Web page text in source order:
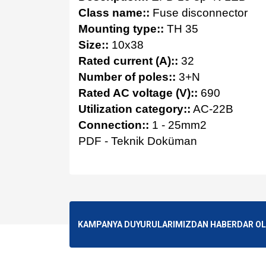
Class name:: Fuse disconnector
Mounting type:: TH 35
Size:: 10x38
Rated current (A):: 32
Number of poles:: 3+N
Rated AC voltage (V):: 690
Utilization category:: AC-22B
Connection:: 1 - 25mm2
PDF - Teknik Doküman
Ürün resmi kalitesiz, bozuk veya
KAMPANYA DUYURULARIMIZDAN HABERDAR